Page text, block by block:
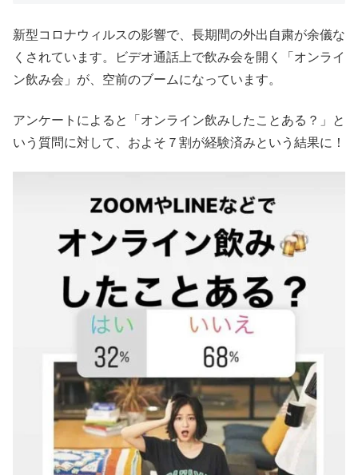
新型コロナウィルスの影響で、長期間の外出自粛が余儀な
くされています。ビデオ通話上で飲み会を開く「オンライ
ン飲み会」が、空前のブームになっています。
アンケートによると「オンライン飲みしたことある？」と
いう質問に対して、およそ７割が経験済みという結果に！